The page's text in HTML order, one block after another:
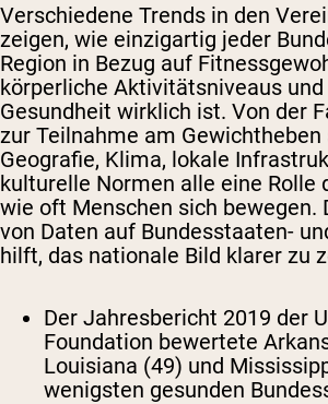
Verschiedene Trends in den
zeigen, wie einzigartig jeder
Region in Bezug auf
körperliche Aktivitätsniveaus
Gesundheit wirklich ist. Von der
zur Teilnahme am Gewichtheben
Geografie, Klima, lokale
kulturelle Normen alle eine Rolle
wie oft Menschen sich bewegen.
von Daten auf Bundesstaaten-
hilft, das nationale Bild klarer zu
Der Jahresbericht 2019 der
Foundation bewertete
Louisiana (49) und
wenigsten gesunden